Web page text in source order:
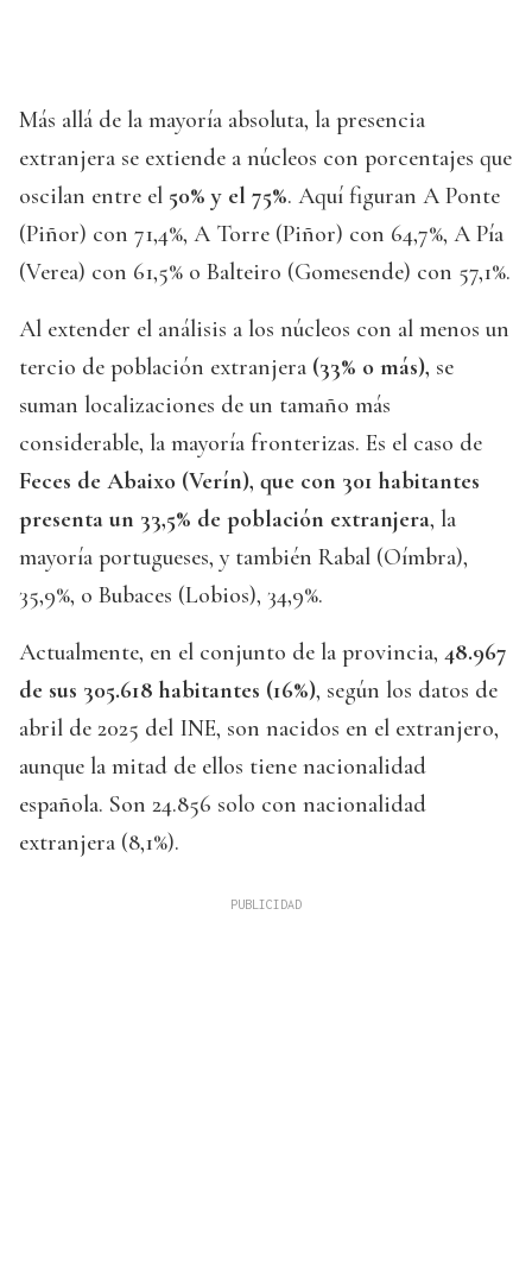
Más allá de la mayoría absoluta, la presencia
extranjera se extiende a núcleos con porcentajes que
oscilan entre el 50% y el 75%. Aquí figuran A Ponte
(Piñor) con 71,4%, A Torre (Piñor) con 64,7%, A Pía
(Verea) con 61,5% o Balteiro (Gomesende) con 57,1%.
Al extender el análisis a los núcleos con al menos un
tercio de población extranjera (33% o más), se
suman localizaciones de un tamaño más
considerable, la mayoría fronterizas. Es el caso de
Feces de Abaixo (Verín), que con 301 habitantes
presenta un 33,5% de población extranjera, la
mayoría portugueses, y también Rabal (Oímbra),
35,9%, o Bubaces (Lobios), 34,9%.
Actualmente, en el conjunto de la provincia, 48.967
de sus 305.618 habitantes (16%), según los datos de
abril de 2025 del INE, son nacidos en el extranjero,
aunque la mitad de ellos tiene nacionalidad
española. Son 24.856 solo con nacionalidad
extranjera (8,1%).